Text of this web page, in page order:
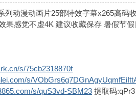
全系列动漫动画片25部特效字
果感觉不虚4K 建议收藏保存 暑假节
s/75cb2318870f
s/
s/quS3vd-SBM23 提取码:qPr3